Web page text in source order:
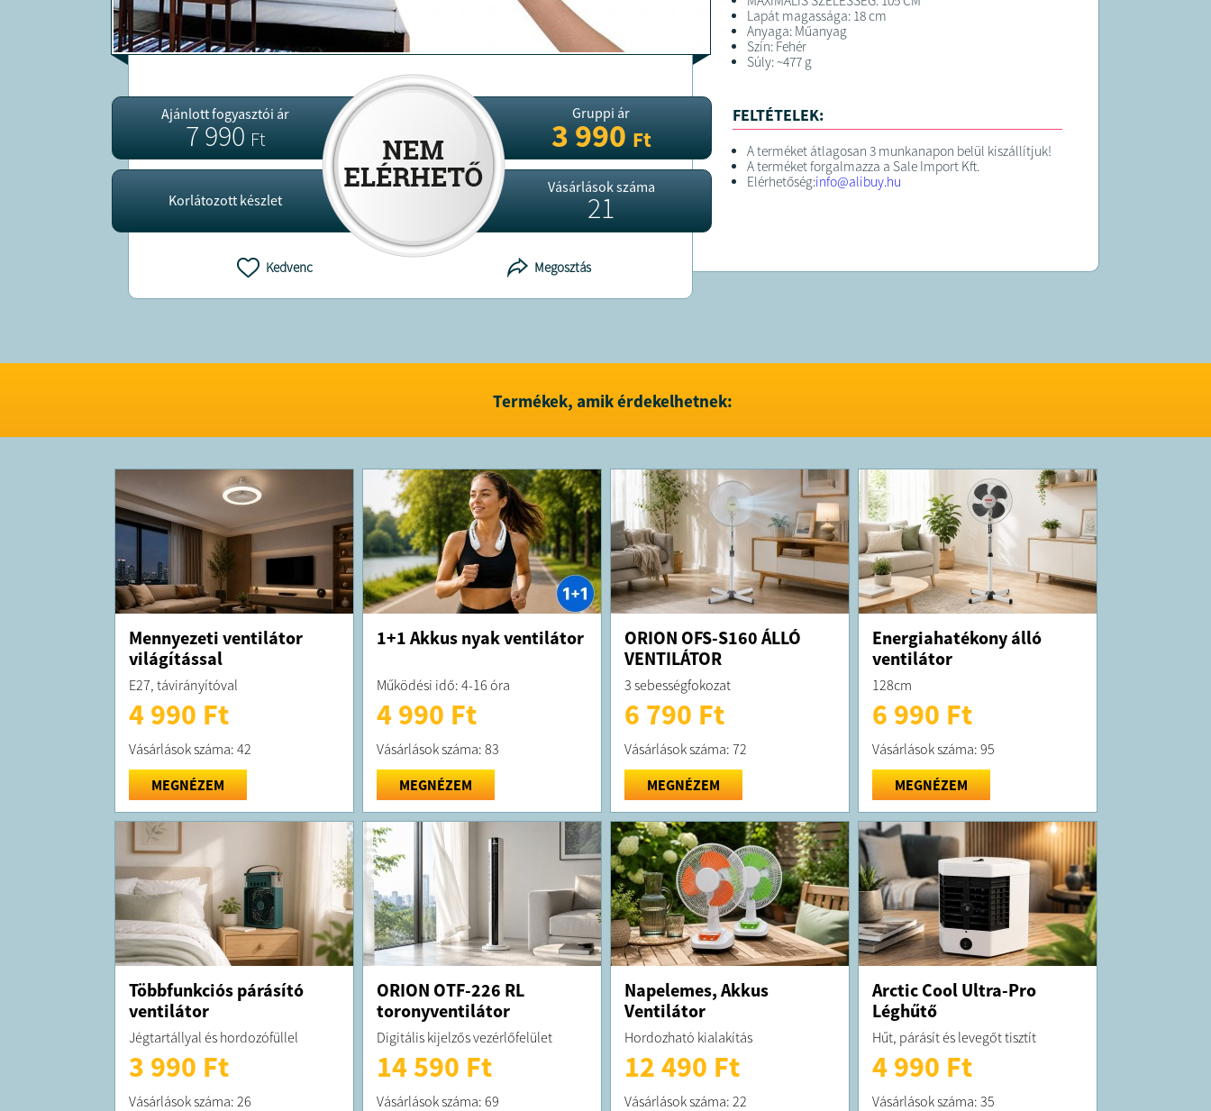
Ajánlott fogyasztói ár
7 990Ft
Korlátozott készlet
Gruppi ár
3 990Ft
Vásárlások száma
21
Kedvenc Megosztás
Lapát magassága: 18 cm
Anyaga: Műanyag
Szín: Fehér
Súly: ~477 g
FELTÉTELEK:
A terméket átlagosan 3 munkanapon belül kiszállítjuk!
A terméket forgalmazza a Sale Import Kft.
Elérhetőség:info@alibuy.hu
Termékek, amik érdekelhetnek:
Mennyezeti ventilátor
világítással
E27, távirányítóval
4 990 Ft
Vásárlások száma: 42
MEGNÉZEM
1+1 Akkus nyak ventilátor
Működési idő: 4-16 óra
4 990 Ft
Vásárlások száma: 83
MEGNÉZEM
ORION OFS-S160 ÁLLÓ
VENTILÁTOR
3 sebességfokozat
6 790 Ft
Vásárlások száma: 72
MEGNÉZEM
Energiahatékony álló
ventilátor
128cm
6 990 Ft
Vásárlások száma: 95
MEGNÉZEM
Többfunkciós párásító
ventilátor
Jégtartállyal és hordozófüllel
3 990 Ft
Vásárlások száma: 26
ORION OTF-226 RL
toronyventilátor
Digitális kijelzős vezérlőfelület
14 590 Ft
Vásárlások száma: 69
Napelemes, Akkus
Ventilátor
Hordozható kialakítás
12 490 Ft
Vásárlások száma: 22
Arctic Cool Ultra-Pro
Léghűtő
Hűt, párásít és levegőt tisztít
4 990 Ft
Vásárlások száma: 35